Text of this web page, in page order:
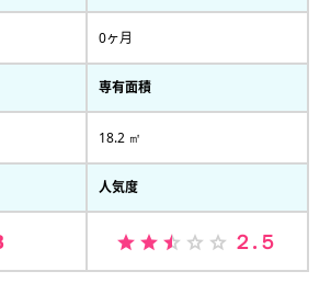
0ヶ月
専有面積
18.2 ㎡
人気度
２.５